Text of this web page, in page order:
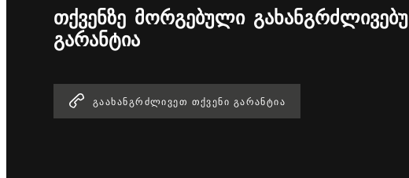
ᲗᲥᲕᲔᲜᲖᲔ ᲛᲝᲠᲒᲔᲑᲣᲚᲘ
ᲒᲐᲠᲐᲜᲢᲘᲐ
ᲒᲐᲐᲮᲐᲜᲒᲠᲫᲚᲘᲕᲔᲗ ᲗᲥᲕᲔᲜᲘ ᲒᲐᲠᲐᲜᲢᲘᲐ